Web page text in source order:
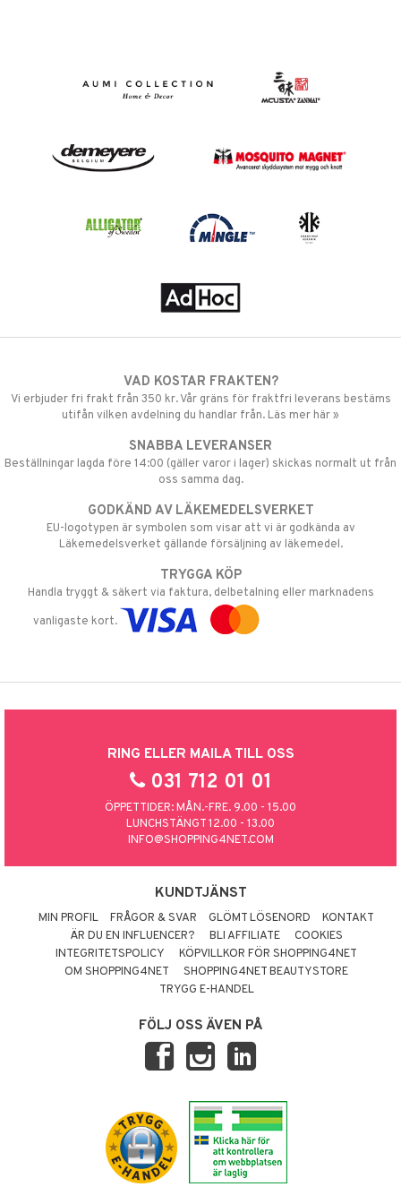
VAD KOSTAR FRAKTEN?
Vi erbjuder fri frakt från 350 kr. Vår gräns för fraktfri leverans bestäms
utifån vilken avdelning du handlar från. Läs mer här »
SNABBA LEVERANSER
Beställningar lagda före 14:00 (gäller varor i lager) skickas normalt ut från
oss samma dag.
GODKÄND AV LÄKEMEDELSVERKET
EU-logotypen är symbolen som visar att vi är godkända av
Läkemedelsverket gällande försäljning av läkemedel.
TRYGGA KÖP
Handla tryggt & säkert via faktura, delbetalning eller marknadens
vanligaste kort.
RING ELLER MAILA TILL OSS
031 712 01 01
ÖPPETTIDER: MÅN.-FRE. 9.00 - 15.00
LUNCHSTÄNGT 12.00 - 13.00
INFO@SHOPPING4NET.COM
KUNDTJÄNST
MIN PROFIL FRÅGOR & SVAR GLÖMT LÖSENORD
KONTAKT
ÄR DU EN INFLUENCER?
BLI AFFILIATE
COOKIES
INTEGRITETSPOLICY
KÖPVILLKOR FÖR SHOPPING4NET
OM SHOPPING4NET
SHOPPING4NET BEAUTYSTORE
TRYGG E-HANDEL
FÖLJ OSS ÄVEN PÅ